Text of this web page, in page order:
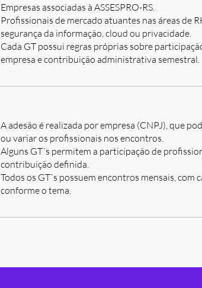
Empresas associadas à ASSESPRO-RS.
Profissionais de mercado atuantes nas áreas de
segurança da informação, cloud ou privacidade.
Cada GT possui regras próprias sobre
empresa e contribuição administrativa semestral.
A adesão é realizada por empresa (CNPJ), que
ou variar os profissionais nos encontros.
Alguns GT´s permitem a participação de
contribuição definida.
Todos os GT´s possuem encontros mensais, com
conforme o tema.